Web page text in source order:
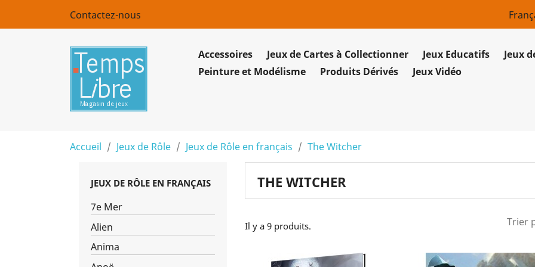
Contactez-nous
Accessoires Jeux de Cartes à Collectionner Jeux Educatifs Jeux
Peinture et Modélisme
Produits Dérivés Jeux Vidéo
Accueil Jeux de Rôle Jeux de Rôle en français The Witcher
JEUX DE RÔLE EN FRANÇAIS
7e Mer
Alien
Anima
THE WITCHER
Il y a 9 produits.
Trier